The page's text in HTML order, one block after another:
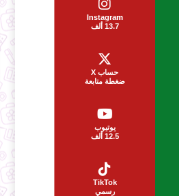
Instagram
13.7 ألف
حساب X
ضغطة متابعة
يوتيوب
12.5 ألف
TikTok
رسمي